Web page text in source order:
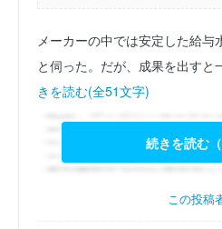
メーカーの中では安定した給与
と伺った。だが、成果を出すと
きを読む(全51文字)
続きを読む（
この投稿